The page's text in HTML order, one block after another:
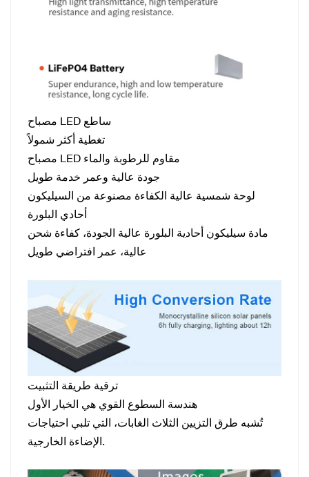
مصباح LED ساطع
تغطية أكثر شمولاً
مصباح LED مقاوم للرطوبة والماء
جودة عالية وعمر خدمة طويل
لوحة شمسية عالية الكفاءة مصنوعة من السيليكون
أحادي البلورة
مادة سيليكون أحادية البلورة عالية الجودة، كفاءة شحن
عالية، عمر افتراضي طويل
ترقية طريقة التثبيت
هندسة السطوع القوي هي الخيار الأول
تُشبه طرق التزيين الثلاث الغابات، التي تلبي احتياجات
الإضاءة الخارجية.